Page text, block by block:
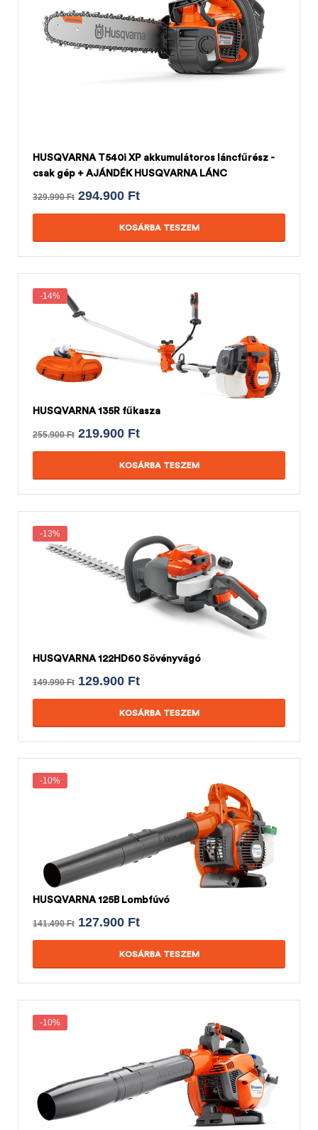
HUSQVARNA T540i XP akkumulátoros láncfűrész -
csak gép + AJÁNDÉK HUSQVARNA LÁNC
329.990Ft 294.900 Ft
KOSÁRBA TESZEM
-14%
HUSQVARNA 135R fűkasza
255.900Ft 219.900 Ft
KOSÁRBA TESZEM
-13%
HUSQVARNA 122HD60 Sövényvágó
149.990Ft 129.900 Ft
KOSÁRBA TESZEM
-10%
HUSQVARNA 125B Lombfúvó
141.490Ft 127.900 Ft
KOSÁRBA TESZEM
-10%